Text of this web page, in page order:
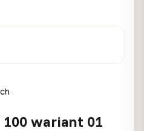
100 wariant 01